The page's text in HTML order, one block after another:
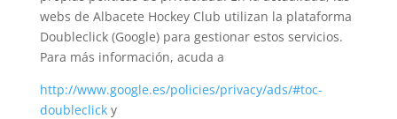
webs de Albacete Hockey Club utilizan la plataforma
Doubleclick (Google) para gestionar estos servicios.
Para más información, acuda a
http://www.google.es/policies/privacy/ads/#toc-
doubleclicky